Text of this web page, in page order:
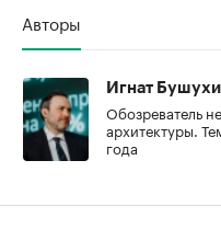
Авторы
Игнат
Обозреватель
архитектуры.
года